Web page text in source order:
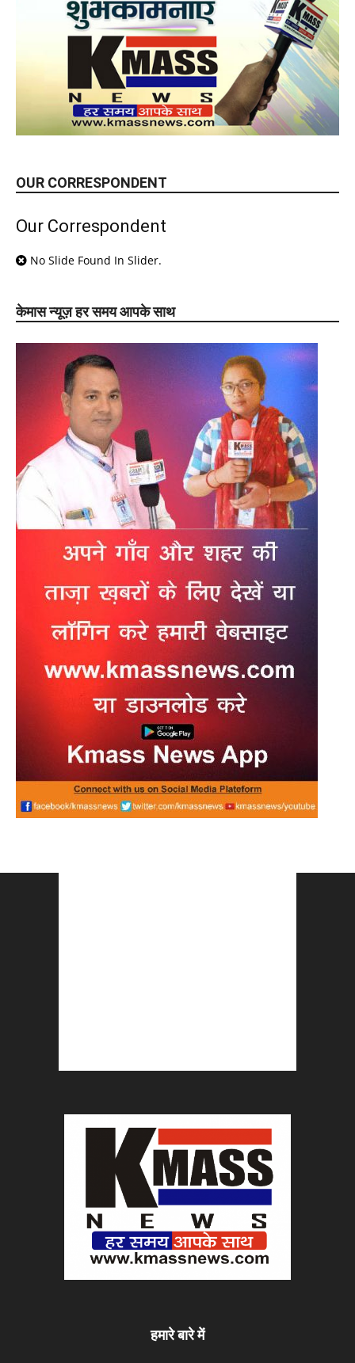
OUR CORRESPONDENT
Our Correspondent
No Slide Found In Slider.
केमास न्यूज़ हर समय आपके साथ
हमारे बारे में